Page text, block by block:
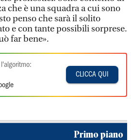
che è una squadra a cui sono
penso che sarà il solito
e con tante possibili sorprese.
far bene».
CLICCA QUI
Primo piano